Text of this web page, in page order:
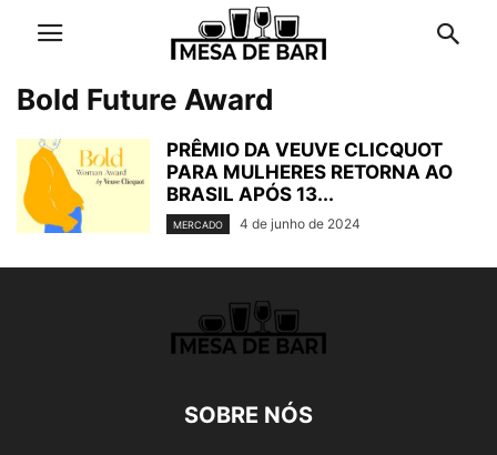
Bold Future Award
PRÊMIO DA VEUVE CLICQUOT
PARA MULHERES RETORNA AO
BRASIL APÓS 13...
MERCADO 4 de junho de 2024
SOBRE NÓS